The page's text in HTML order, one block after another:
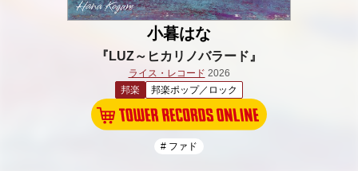
小暮はな
『LUZ～ヒカリノバラード』
ライス・レコード 2026
邦楽
邦楽ポップ／ロック
# ファド